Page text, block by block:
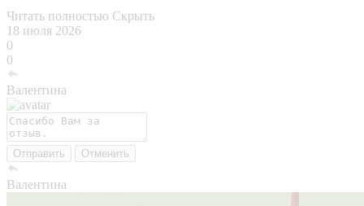
Читать полностью Скрыть
18 июля 2026
0
0
Валентина
Отправить Отменить
Валентина